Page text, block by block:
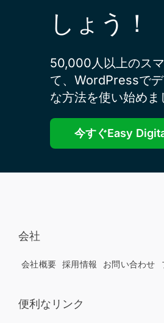
しょう！
50,000人以上のス
て、WordPressで
な方法を使い始めま
今すぐEasy
会社
会社概要 採用情報 お問い合わせ
便利なリンク